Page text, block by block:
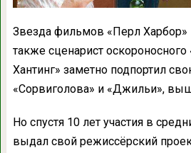
Звезда фильмов «Перл Харбор»
также сценарист
Хантинг» заметно подпортил
«Сорвиголова» и «Джильи»,
Но спустя 10 лет участия в
выдал свой режиссёрский